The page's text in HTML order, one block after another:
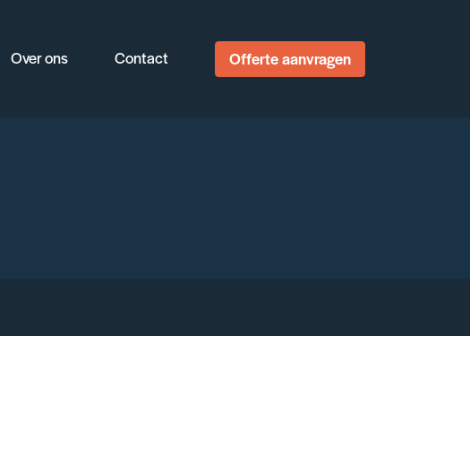
Over ons Contact Offerte aanvragen